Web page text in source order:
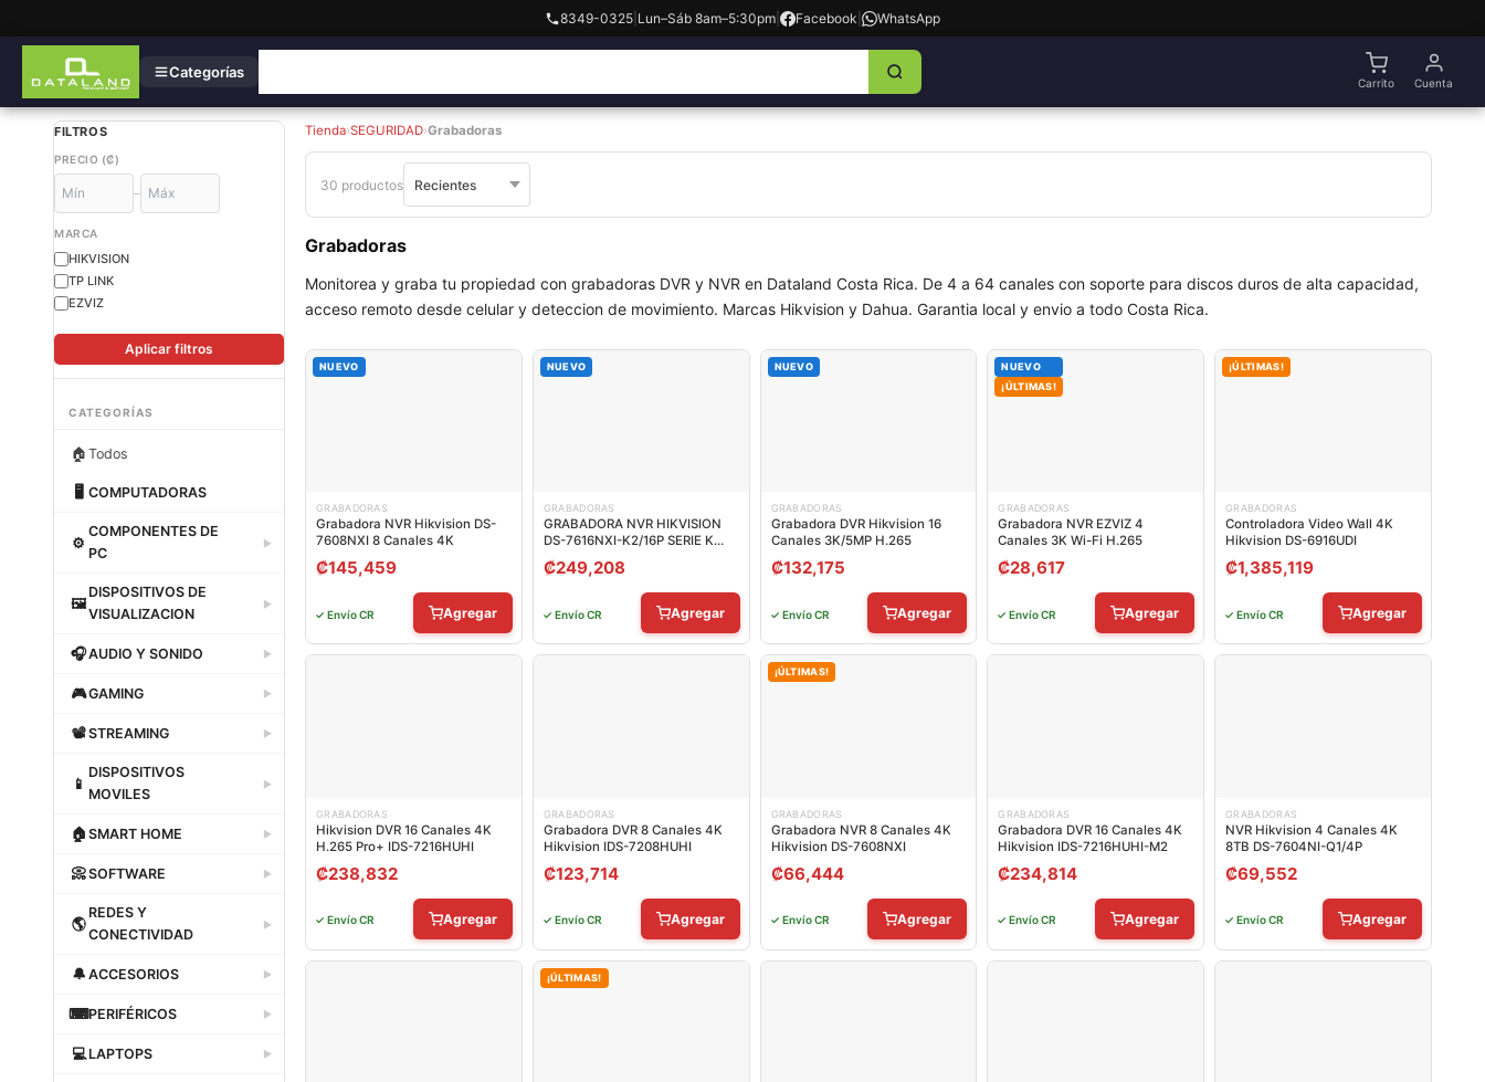
8349-0325 Lun–Sáb 8am–5:30pm Facebook WhatsApp
Categorías
Carrito Cuenta
FILTROS
PRECIO (₡)
–
MARCA
HIKVISION
TP LINK
EZVIZ
Aplicar filtros
CATEGORÍAS
🏠 Todos
🖥 COMPUTADORAS
Dataland
⚙
COMPONENTES DE
PC
▶
Dataland
🖼
DISPOSITIVOS DE
VISUALIZACION
▶
Dataland
🎧AUDIO Y SONIDO ▶
Dataland
🎮GAMING ▶
Dataland
📽STREAMING ▶
Dataland
📱
DISPOSITIVOS
MOVILES
▶
Dataland
🏠 SMART HOME ▶
Dataland
📀SOFTWARE ▶
Dataland
🌎
REDES Y
CONECTIVIDAD
▶
Dataland
🔔 ACCESORIOS ▶
Dataland
⌨PERIFÉRICOS ▶
Dataland
💻LAPTOPS ▶
Tienda›SEGURIDAD›Grabadoras
30 productos
Grabadoras
Monitoreа y graba tu propiedad con grabadoras DVR y NVR en Dataland Costa Rica. De 4 a 64 canales con soporte para discos duros de alta capacidad,
acceso remoto desde celular y deteccion de movimiento. Marcas Hikvision y Dahua. Garantia local y envio a todo Costa Rica.
NUEVO
GRABADORAS
Grabadora NVR Hikvision DS-
7608NXI 8 Canales 4K
₡145,459
✓ Envío CR Agregar
NUEVO
GRABADORAS
GRABADORA NVR HIKVISION
DS-7616NXI-K2/16P SERIE K
ACUSENSE 16 CANALES IP CON
POE HASTA 12 MP / 4K H.265+
2 SATA HASTA 20 TB
303621208
₡249,208
✓ Envío CR Agregar
NUEVO
GRABADORAS
Grabadora DVR Hikvision 16
Canales 3K/5MP H.265
₡132,175
✓ Envío CR Agregar
NUEVO
¡ÚLTIMAS!
GRABADORAS
Grabadora NVR EZVIZ 4
Canales 3K Wi-Fi H.265
₡28,617
✓ Envío CR Agregar
¡ÚLTIMAS!
GRABADORAS
Controladora Video Wall 4K
Hikvision DS-6916UDI
₡1,385,119
✓ Envío CR Agregar
GRABADORAS
Hikvision DVR 16 Canales 4K
H.265 Pro+ IDS-7216HUHI
₡238,832
✓ Envío CR Agregar
GRABADORAS
Grabadora DVR 8 Canales 4K
Hikvision IDS-7208HUHI
₡123,714
✓ Envío CR Agregar
¡ÚLTIMAS!
GRABADORAS
Grabadora NVR 8 Canales 4K
Hikvision DS-7608NXI
₡66,444
✓ Envío CR Agregar
GRABADORAS
Grabadora DVR 16 Canales 4K
Hikvision IDS-7216HUHI-M2
₡234,814
✓ Envío CR Agregar
GRABADORAS
NVR Hikvision 4 Canales 4K
8TB DS-7604NI-Q1/4P
₡69,552
✓ Envío CR Agregar
¡ÚLTIMAS!